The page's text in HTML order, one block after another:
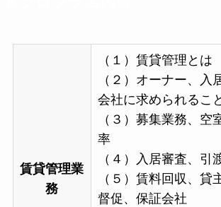
賃貸管理業
務
（１）賃貸管理とは
（２）オーナー、入
会社に求められるこ
（３）募集業務、空
率
（４）入居審査、引
（５）賃料回収、貸
督促、保証会社